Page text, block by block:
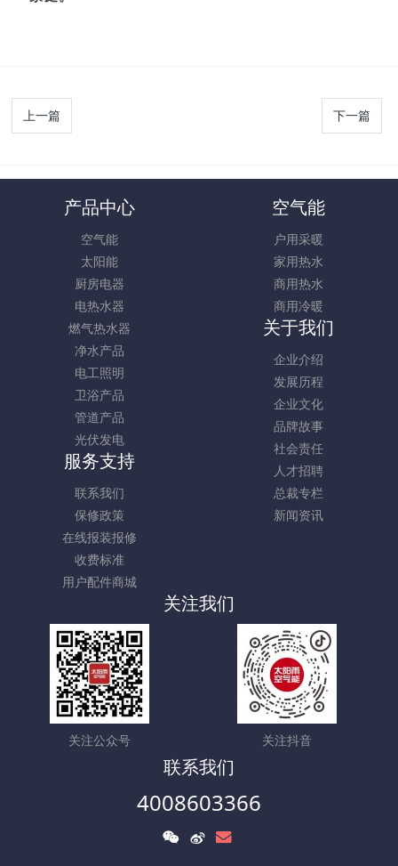
上一篇 下一篇
产品中心
空气能
太阳能
厨房电器
电热水器
燃气热水器
净水产品
电工照明
卫浴产品
管道产品
光伏发电
空气能
户用采暖
家用热水
商用热水
商用冷暖
关于我们
企业介绍
发展历程
企业文化
品牌故事
社会责任
人才招聘
总裁专栏
新闻资讯
服务支持
联系我们
保修政策
在线报装报修
收费标准
用户配件商城
关注我们
关注公众号 关注抖音
联系我们
4008603366